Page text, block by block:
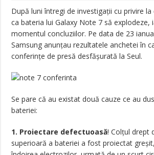
După luni întregi de investigații cu privire
ca bateria lui Galaxy Note 7 să explodeze,
momentul concluziilor. Pe data de 23
Samsung anunțau rezultatele anchetei în
conferințe de presă desfășurată la Seul.
Se pare că au existat două cauze ce au
bateriei:
1. Proiectare defectuoasă! Colțul drept
superioară a bateriei a fost proiectat